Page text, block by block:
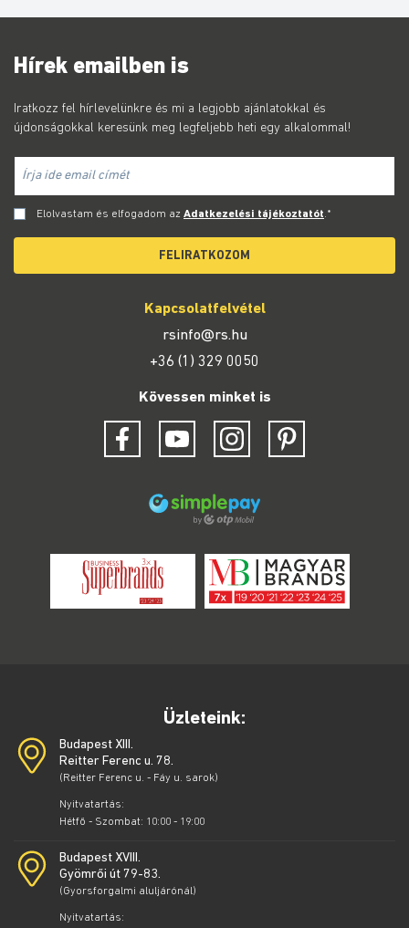
Hírek emailben is
Iratkozz fel hírlevelünkre és mi a legjobb ajánlatokkal és
újdonságokkal keresünk meg legfeljebb heti egy alkalommal!
Elolvastam és elfogadom az Adatkezelési tájékoztatót.*
FELIRATKOZOM
Kapcsolatfelvétel
rsinfo@rs.hu
+36 (1) 329 0050
Kövessen minket is
Üzleteink:
Budapest XIII.
Reitter Ferenc u. 78.
(Reitter Ferenc u. - Fáy u. sarok)
Nyitvatartás:
Hétfő - Szombat: 10:00 - 19:00
Budapest XVIII.
Gyömrői út 79-83.
(Gyorsforgalmi aluljárónál)
Nyitvatartás: